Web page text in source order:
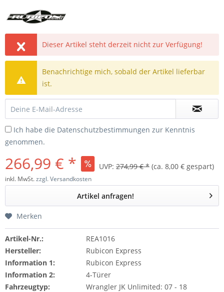
Dieser Artikel steht derzeit nicht zur Verfügung!
Benachrichtige mich, sobald der Artikel lieferbar
ist.
Ich habe die Datenschutzbestimmungen zur Kenntnis
genommen.
266,99 € * UVP: 274,99 € * (ca. 8,00 € gespart)
inkl. MwSt.zzgl. Versandkosten
Artikel anfragen!
Merken
Artikel-Nr.:
REA1016
Hersteller:
Rubicon Express
Information 1:
Rubicon Express
Information 2:
4-Türer
Fahrzeugtyp:
Wrangler JK Unlimited: 07 - 18